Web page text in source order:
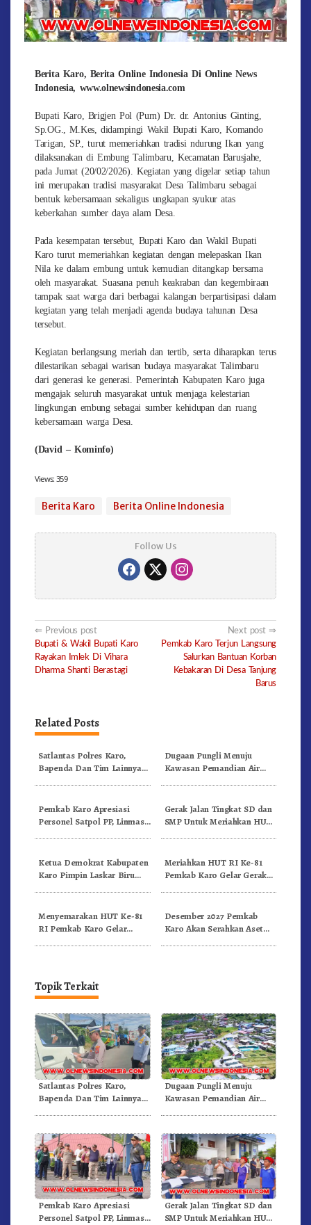
Berita Karo, Berita Online Indonesia Di Online News
Indonesia, www.olnewsindonesia.com
Bupati Karo, Brigjen Pol (Purn) Dr. dr. Antonius Ginting,
Sp.OG., M.Kes, didampingi Wakil Bupati Karo, Komando
Tarigan, SP., turut memeriahkan tradisi ndurung Ikan yang
dilaksanakan di Embung Talimbaru, Kecamatan Barusjahe,
pada Jumat (20/02/2026). Kegiatan yang digelar setiap tahun
ini merupakan tradisi masyarakat Desa Talimbaru sebagai
bentuk kebersamaan sekaligus ungkapan syukur atas
keberkahan sumber daya alam Desa.
Pada kesempatan tersebut, Bupati Karo dan Wakil Bupati
Karo turut memeriahkan kegiatan dengan melepaskan Ikan
Nila ke dalam embung untuk kemudian ditangkap bersama
oleh masyarakat. Suasana penuh keakraban dan kegembiraan
tampak saat warga dari berbagai kalangan berpartisipasi dalam
kegiatan yang telah menjadi agenda budaya tahunan Desa
tersebut.
Kegiatan berlangsung meriah dan tertib, serta diharapkan terus
dilestarikan sebagai warisan budaya masyarakat Talimbaru
dari generasi ke generasi. Pemerintah Kabupaten Karo juga
mengajak seluruh masyarakat untuk menjaga kelestarian
lingkungan embung sebagai sumber kehidupan dan ruang
kebersamaan warga Desa.
(David – Kominfo)
Views: 359
Berita Karo Berita Online Indonesia
Follow Us
Post
navigation
Previous post
Bupati & Wakil Bupati Karo
Rayakan Imlek Di Vihara
Dharma Shanti Berastagi
Next post
Pemkab Karo Terjun Langsung
Salurkan Bantuan Korban
Kebakaran Di Desa Tanjung
Barus
Related Posts
Satlantas Polres Karo,
Bapenda Dan Tim Lainnya
Dugaan Pungli Menuju
Kawasan Pemandian Air
Pemkab Karo Apresiasi
Personel Satpol PP, Linmas,
Gerak Jalan Tingkat SD dan
SMP Untuk Meriahkan HUT
Ketua Demokrat Kabupaten
Karo Pimpin Laskar Biru
Meriahkan HUT RI Ke-81
Pemkab Karo Gelar Gerak
Menyemarakan HUT Ke-81
RI Pemkab Karo Gelar
Desember 2027 Pemkab
Karo Akan Serahkan Aset
Topik Terkait
Satlantas Polres Karo,
Bapenda Dan Tim Lainnya
Dugaan Pungli Menuju
Kawasan Pemandian Air
Pemkab Karo Apresiasi
Personel Satpol PP, Linmas,
Gerak Jalan Tingkat SD dan
SMP Untuk Meriahkan HUT